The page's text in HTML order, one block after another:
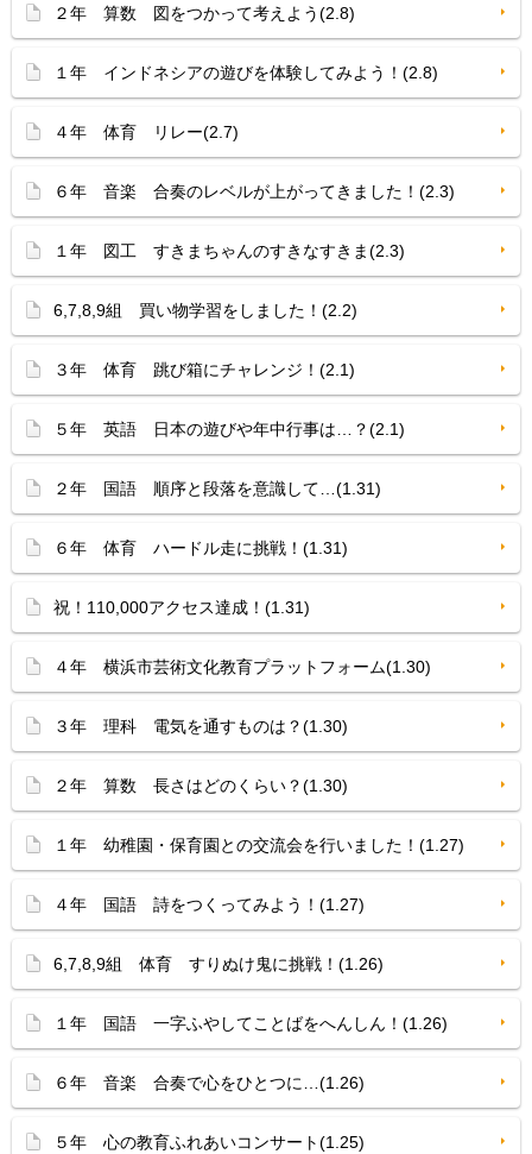
２年 算数 図をつかって考えよう(2.8)
１年 インドネシアの遊びを体験してみよう！(2.8)
４年 体育 リレー(2.7)
６年 音楽 合奏のレベルが上がってきました！(2.3)
１年 図工 すきまちゃんのすきなすきま(2.3)
6,7,8,9組 買い物学習をしました！(2.2)
３年 体育 跳び箱にチャレンジ！(2.1)
５年 英語 日本の遊びや年中行事は…？(2.1)
２年 国語 順序と段落を意識して…(1.31)
６年 体育 ハードル走に挑戦！(1.31)
祝！110,000アクセス達成！(1.31)
４年 横浜市芸術文化教育プラットフォーム(1.30)
３年 理科 電気を通すものは？(1.30)
２年 算数 長さはどのくらい？(1.30)
１年 幼稚園・保育園との交流会を行いました！(1.27)
４年 国語 詩をつくってみよう！(1.27)
6,7,8,9組 体育 すりぬけ鬼に挑戦！(1.26)
１年 国語 一字ふやしてことばをへんしん！(1.26)
６年 音楽 合奏で心をひとつに…(1.26)
５年 心の教育ふれあいコンサート(1.25)